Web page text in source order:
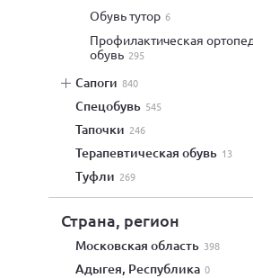
обувь тутор 6
профилактическая ортопедическая
обувь 295
сапоги 840
спецобувь 545
тапочки 246
терапевтическая обувь 13
туфли 269
Страна, регион
Московская область 398
Адыгея, Республика 0